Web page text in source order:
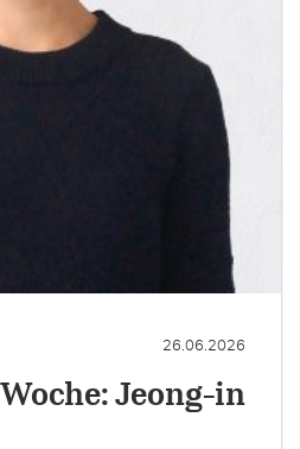
26.06.2026
Jeong-in